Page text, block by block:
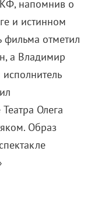
напомнив о
и истинном
фильма отметил
а Владимир
Олега
Образ